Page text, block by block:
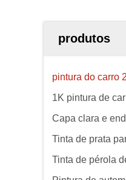
produtos
pintura do carro
1K pintura de
Capa clara e
Tinta de prata
Tinta de pérola